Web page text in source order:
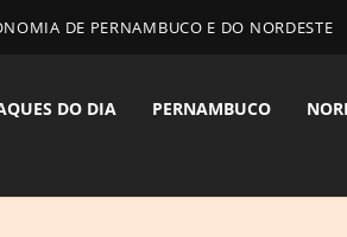
DE PERNAMBUCO E DO NORDESTE
DO DIA PERNAMBUCO